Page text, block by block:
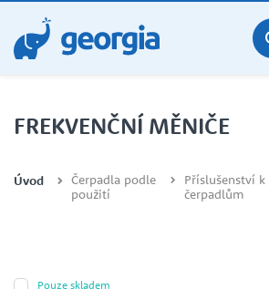
FREKVENČNÍ MĚNIČE
Úvod
Čerpadla podle
použití
Příslušenství k
čerpadlům
Pouze skladem